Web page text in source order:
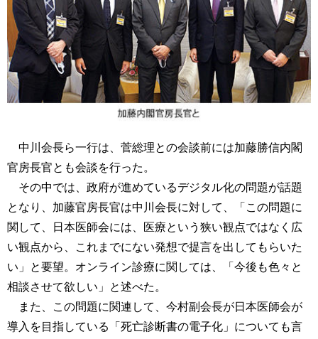
中川会長ら一行は、菅総理との会談前には加藤勝信内閣
官房長官とも会談を行った。
その中では、政府が進めているデジタル化の問題が話題
となり、加藤官房長官は中川会長に対して、「この問題に
関して、日本医師会には、医療という狭い観点ではなく広
い観点から、これまでにない発想で提言を出してもらいた
い」と要望。オンライン診療に関しては、「今後も色々と
相談させて欲しい」と述べた。
また、この問題に関連して、今村副会長が日本医師会が
導入を目指している「死亡診断書の電子化」についても言